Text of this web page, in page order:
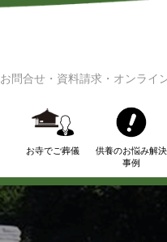
お問合せ・資料請求・オンライ
お寺でご葬儀
供養のお悩み解決
事例